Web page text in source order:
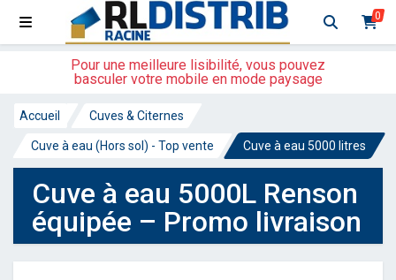
0
Pour une meilleure lisibilité, vous pouvez
basculer votre mobile en mode paysage
Accueil Cuves & Citernes
Cuve à eau (Hors sol) - Top vente Cuve à eau 5000 litres
Cuve à eau 5000L Renson
équipée – Promo livraison